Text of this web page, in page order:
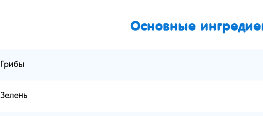
Основные
Грибы
Зелень